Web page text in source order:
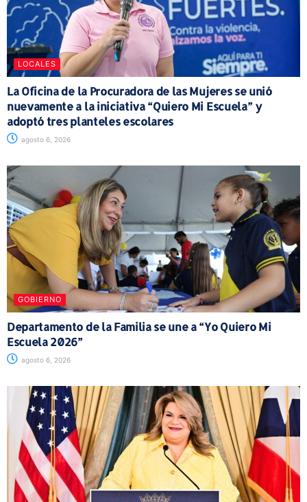
LOCALES
La Oficina de la Procuradora de las Mujeres se unió
nuevamente a la iniciativa “Quiero Mi Escuela” y
adoptó tres planteles escolares
agosto 6, 2026
GOBIERNO
Departamento de la Familia se une a “Yo Quiero Mi
Escuela 2026”
agosto 6, 2026